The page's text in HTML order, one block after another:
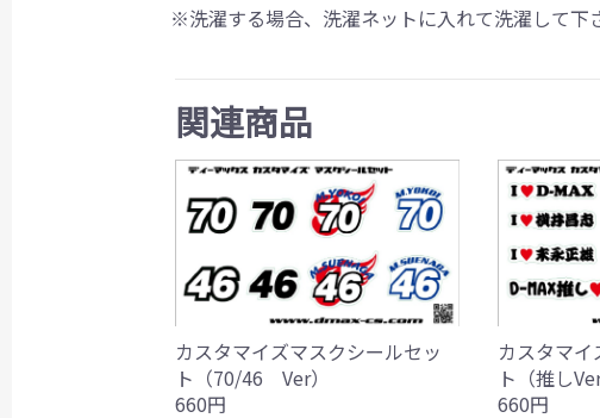
※洗濯する場合、洗濯ネットに入れて洗濯して下
関連商品
カスタマイズマスクシールセッ
ト（70/46 Ver）
660円
カスタマ
ト（推しVer
660円